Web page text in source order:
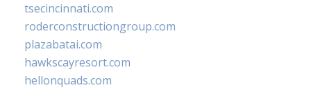
tsecincinnati.com
roderconstructiongroup.com
plazabatai.com
hawkscayresort.com
hellonquads.com